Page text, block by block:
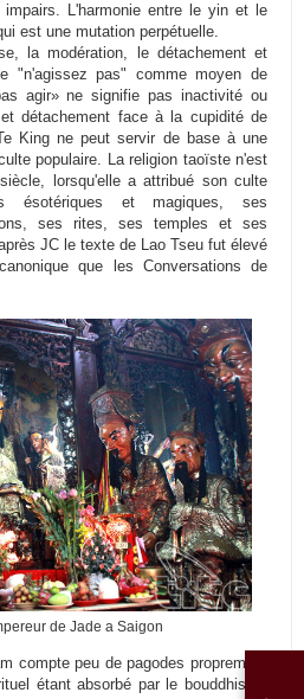
L'harmonie entre le yin et le
est une mutation perpétuelle.
la modération, le détachement et
"n'agissez pas" comme moyen de
agir» ne signifie pas inactivité ou
détachement face à la cupidité de
King ne peut servir de base à une
populaire. La religion taoïste n'est
lorsqu'elle a attribué son culte
ésotériques et magiques, ses
ses rites, ses temples et ses
JC le texte de Lao Tseu fut élevé
que les Conversations de
de Jade a Saigon
compte peu de pagodes proprement
étant absorbé par le bouddhisme